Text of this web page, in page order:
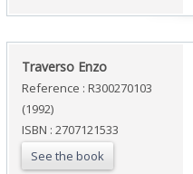
‎Traverso Enzo‎
Reference : R300270103
(1992)
ISBN : 2707121533
See the book